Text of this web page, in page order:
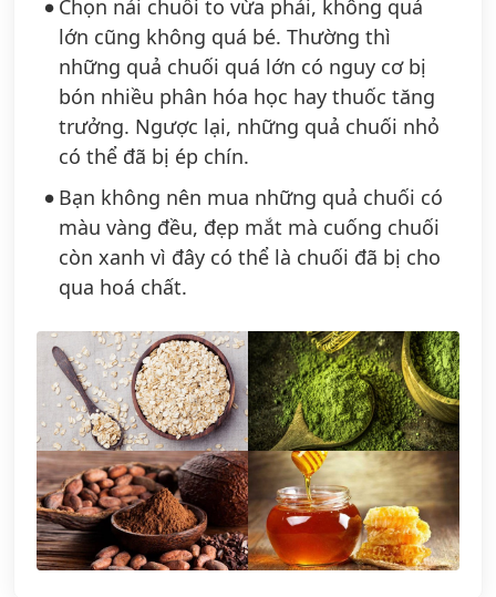
Chọn nải chuối to vừa phải, không quá
lớn cũng không quá bé. Thường thì
những quả chuối quá lớn có nguy cơ bị
bón nhiều phân hóa học hay thuốc tăng
trưởng. Ngược lại, những quả chuối nhỏ
có thể đã bị ép chín.
Bạn không nên mua những quả chuối có
màu vàng đều, đẹp mắt mà cuống chuối
còn xanh vì đây có thể là chuối đã bị cho
qua hoá chất.